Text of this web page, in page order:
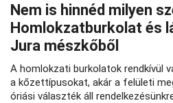
Nem is hinnéd milyen
Homlokzatburkolat és
Jura mészkőből
A homlokzati burkolatok rendkívül
a kőzettípusokat, akár a felületi
óriási választék áll